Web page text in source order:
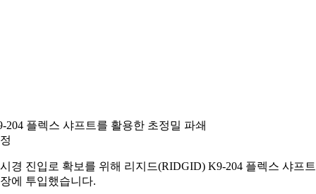
204 플렉스 샤프트를 활용한 초정밀 파쇄
경 진입로 확보를 위해 리지드(RIDGID) K9-204 플렉스 샤프
에 투입했습니다.